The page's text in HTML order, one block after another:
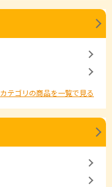
カテゴリの商品を一覧で見る